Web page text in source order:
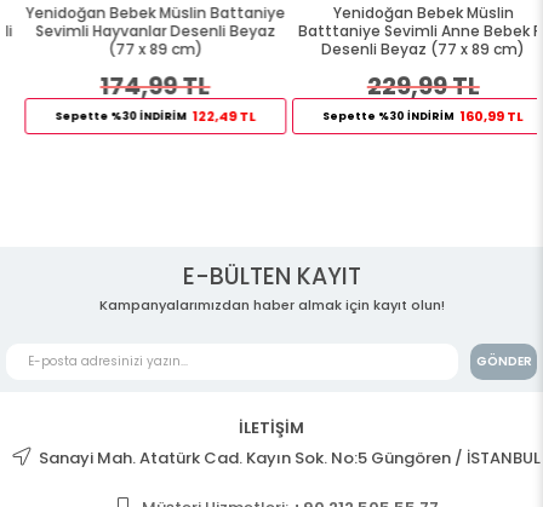
Yenidoğan Bebek Müslin Battaniye
Sevimli Hayvanlar Desenli Beyaz
(77 x 89 cm)
174,99 TL
Sepette %30 İNDİRİM 122,49 TL
Yenidoğan Bebek Müslin
Batttaniye Sevimli Anne Bebek Fil
Desenli Beyaz (77 x 89 cm)
229,99 TL
Sepette %30 İNDİRİM 160,99 TL
E-BÜLTEN KAYIT
Kampanyalarımızdan haber almak için kayıt olun!
GÖNDER
İLETİŞİM
Sanayi Mah. Atatürk Cad. Kayın Sok. No:5 Güngören / İSTANBUL